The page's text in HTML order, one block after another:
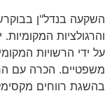
השקעה בנדל"ן
והרגולציות
על ידי הרשויות
משפטיים. הכרה עם
בהשגת רווחים